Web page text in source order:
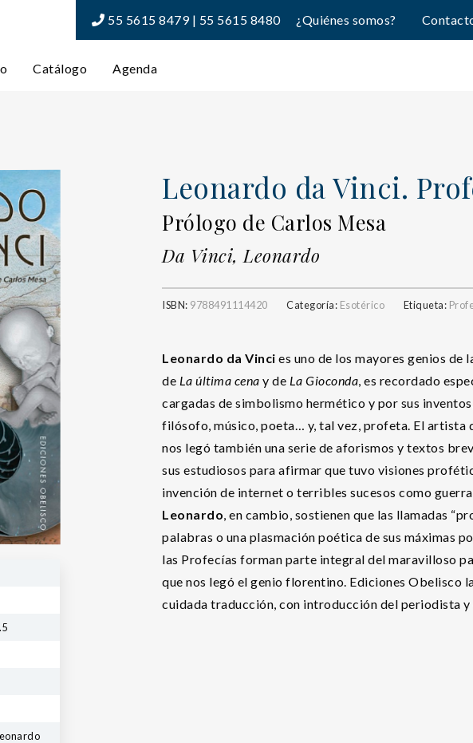
55 5615 8479 | 55 5615 8480 ¿Quiénes somos?
Catálogo Agenda
Leonardo da Vinci.
Prólogo de Carlos Mesa
Da Vinci, Leonardo
ISBN: 9788491114420 Categoría: Esotérico Etiqueta:
Leonardo da Vinci es uno de los mayores genios de
de La última cena y de La Gioconda, es recordado
cargadas de simbolismo hermético y por sus
filósofo, músico, poeta… y, tal vez, profeta. El artista
nos legó también una serie de aforismos y textos
sus estudiosos para afirmar que tuvo visiones
invención de internet o terribles sucesos como
Leonardo, en cambio, sostienen que las llamadas
palabras o una plasmación poética de sus máximas
las Profecías forman parte integral del maravilloso
que nos legó el genio florentino. Ediciones Obelisco
cuidada traducción, con introducción del periodista